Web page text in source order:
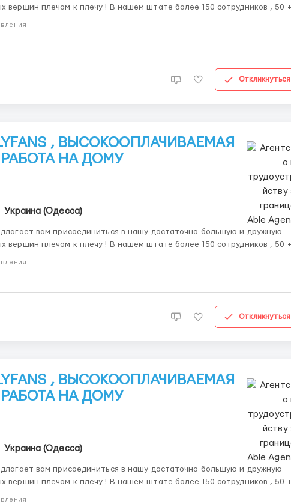
! В нашем штате более 150 сотрудников , 50 +
Откликнуться
, ВЫСОКООПЛАЧИВАЕМАЯ
НА ДОМУ
Украина (Одесса)
вам присоединиться в нашу достаточно большую и дружную
! В нашем штате более 150 сотрудников , 50 +
Откликнуться
, ВЫСОКООПЛАЧИВАЕМАЯ
НА ДОМУ
Украина (Одесса)
вам присоединиться в нашу достаточно большую и дружную
! В нашем штате более 150 сотрудников , 50 +